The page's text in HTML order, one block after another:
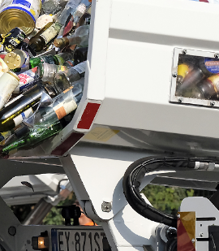
lunedì 08 giugno 2026
Centro di Raccolta di Desenzano
chiusura per lavori